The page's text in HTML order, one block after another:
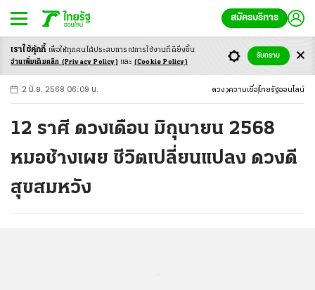
สมัครบริการ
-ก ก ก+
2 มิ.ย. 2568 06:09 น. ดวง ความเชื่อ ไทยรัฐออนไลน์
12 ราศี ดวงเดือน มิถุนายน 2568
หมอช้างเผย ชีวิตเปลี่ยนแปลง ดวงดี
สุขสมหวัง
เราใช้คุ้กกี้ เพื่อให้ทุกคนได้ประสบการณ์การใช้งานที่ดียิ่งขึ้น
อ่านเพิ่มเติมคลิก (Privacy Policy) และ (Cookie Policy)
รับทราบ